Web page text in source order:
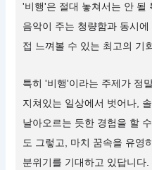
'비행'은 절대 놓쳐서는 안 될
음악이 주는 청량함과 동시
접 느껴볼 수 있는 최고의 기
특히 '비행'이라는 주제가 정
지쳐있는 일상에서 벗어나,
날아오르는 듯한 경험을 할
도 그렇고, 마치 꿈속을 유영
분위기를 기대하고 있답니다